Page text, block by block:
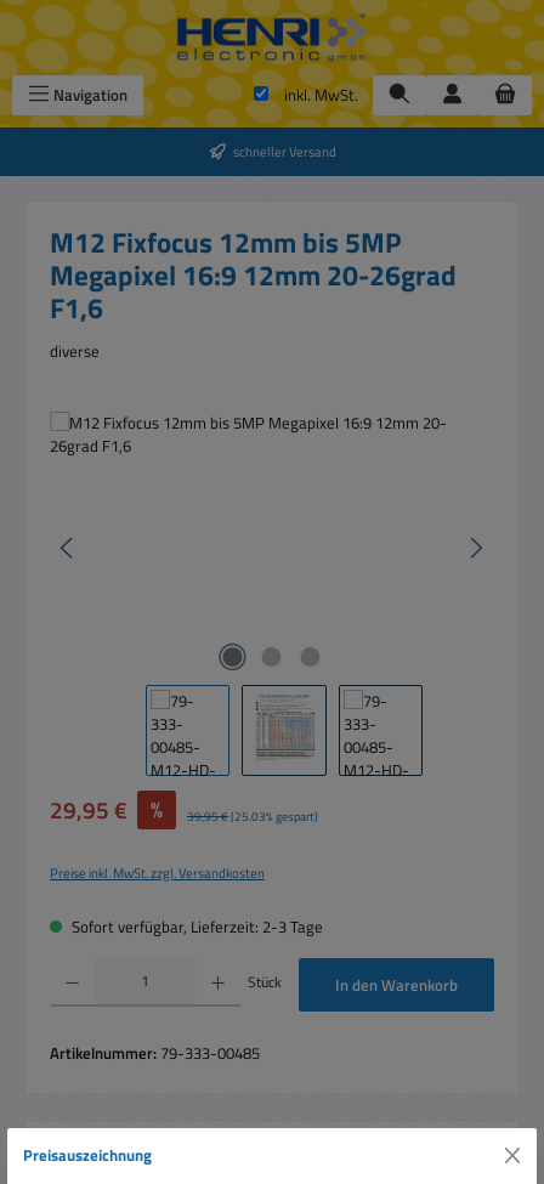
Zum Hauptinhalt springen
Navigation inkl. MwSt.
schneller Versand
M12 Fixfocus 12mm bis 5MP
Megapixel 16:9 12mm 20-26grad
F1,6
diverse
Bildergalerie überspringen
Verkaufspreis:
29,95 € % Regulärer Preis:
39,95 €(25.03% gespart)
Preise inkl. MwSt. zzgl. Versandkosten
Sofort verfügbar, Lieferzeit: 2-3 Tage
Produkt Anzahl: Gib den gewünschten Wert ein oder benutze die Schaltflächen um
Stück In den Warenkorb
Artikelnummer: 79-333-00485
Beschreibung
Preisauszeichnung